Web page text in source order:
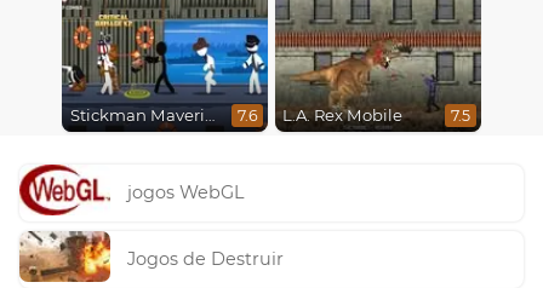
Stickman Maverick: Bad Boys Killer 7.6 L.A. Rex Mobile 7.5
jogos WebGL
Jogos de Destruir